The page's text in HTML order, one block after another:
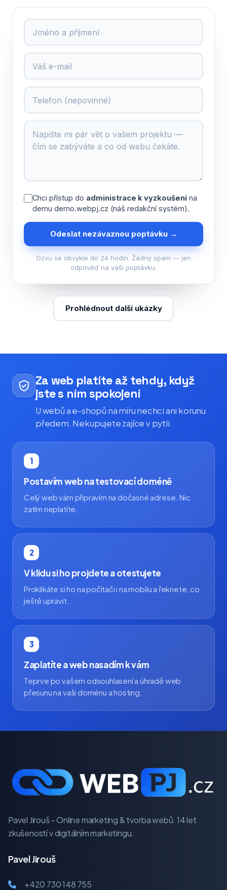
Chci přístup do administrace k vyzkoušení na
demu demo.webpj.cz (náš redakční systém).
Odeslat nezávaznou poptávku →
Ozvu se obvykle do 24 hodin. Žádný spam — jen
odpověď na vaši poptávku.
Prohlédnout další ukázky
Za web platíte až tehdy, když
jste s ním spokojení
U webů a e-shopů na míru nechci ani korunu
předem. Nekupujete zajíce v pytli.
1
Postavím web na testovací doméně
Celý web vám připravím na dočasné adrese. Nic
zatím neplatíte.
2
V klidu si ho projdete a otestujete
Proklikáte si ho na počítači i na mobilu a řeknete, co
ještě upravit.
3
Zaplatíte a web nasadím k vám
Teprve po vašem odsouhlasení a úhradě web
přesunu na vaši doménu a hosting.
Pavel Jirouš - Online marketing & tvorba webů. 14 let
zkušeností v digitálním marketingu.
Pavel Jirouš
+420 730 148 755